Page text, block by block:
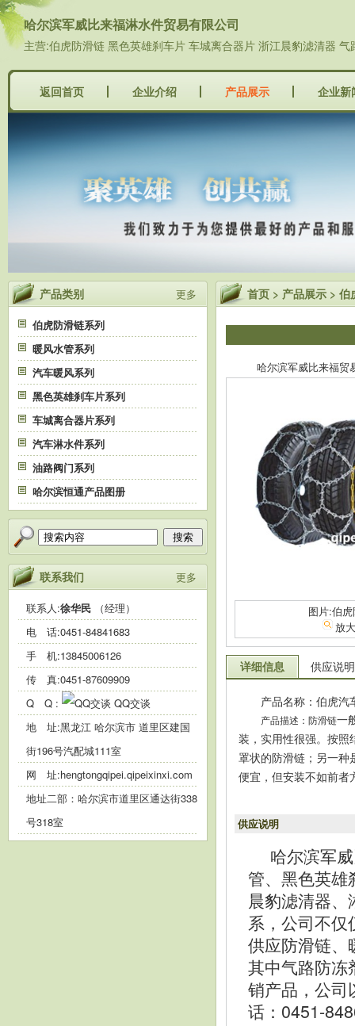
哈尔滨军威比来福淋水件贸易有限公司
主营:伯虎防滑链 黑色英雄刹车片 车城离合器片 浙江晨豹滤清器
返回首页 企业介绍 产品展示 企业新
更多
产品类别
伯虎防滑链系列
暖风水管系列
汽车暖风系列
黑色英雄刹车片系列
车城离合器片系列
汽车淋水件系列
油路阀门系列
哈尔滨恒通产品图册
搜索
更多
联系我们
联系人:徐华民 （经理）
电 话:0451-84841683
手 机:13845006126
传 真:0451-87609909
Q Q :
QQ交谈
地 址:黑龙江 哈尔滨市 道里区建国
街196号汽配城111室
网 址:hengtongqipei.qipeixinxi.com
地址二部：哈尔滨市道里区通达街338
号318室
首页 > 产品展示 > 伯
哈尔滨军威比来福贸
图片:伯
放
详细信息 供应说明
产品名称：伯虎汽
产品描述：防滑链一
装，实用性很强。按照
罩状的防滑链；另一种
便宜，但安装不如前者
供应说明
哈尔滨军
管、黑色英
晨豹滤清器
系，公司不
供应防滑链、
其中气路防冻
销产品，公司
话：0451-